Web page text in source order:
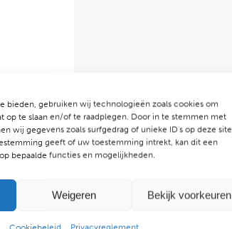
bieden, gebruiken wij technologieën zoals cookies om
op te slaan en/of te raadplegen. Door in te stemmen met
wij gegevens zoals surfgedrag of unieke ID's op deze site
geeft of uw toestemming intrekt, kan dit een
bepaalde functies en mogelijkheden.
Weigeren Bekijk voorkeuren